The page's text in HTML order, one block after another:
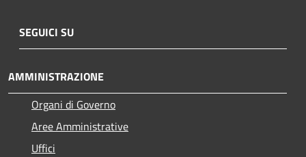
SEGUICI SU
AMMINISTRAZIONE
Organi di Governo
Aree Amministrative
Uffici